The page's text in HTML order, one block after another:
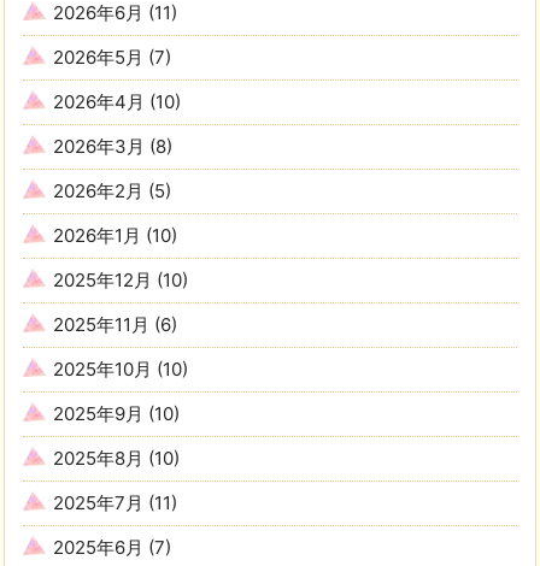
2026年6月 (11)
2026年5月 (7)
2026年4月 (10)
2026年3月 (8)
2026年2月 (5)
2026年1月 (10)
2025年12月 (10)
2025年11月 (6)
2025年10月 (10)
2025年9月 (10)
2025年8月 (10)
2025年7月 (11)
2025年6月 (7)